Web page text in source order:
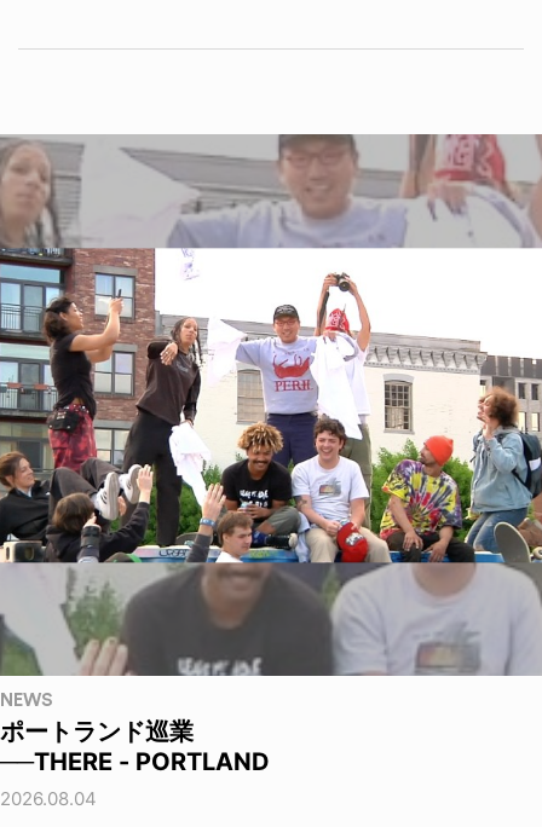
NEWS
ポートランド巡業
──THERE - PORTLAND
2026.08.04